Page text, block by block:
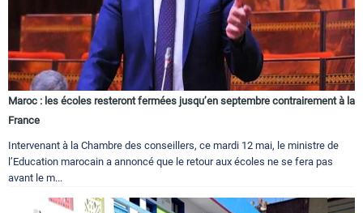
Maroc : les écoles resteront fermées jusqu’en septembre contrairement à la
France
Intervenant à la Chambre des conseillers, ce mardi 12 mai, le ministre de
l’Education marocain a annoncé que le retour aux écoles ne se fera pas
avant le m...